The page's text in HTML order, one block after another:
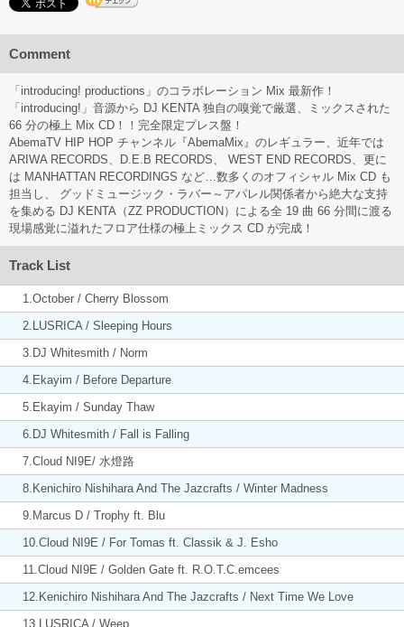
Comment
「introducing! productions」のコラボレーション Mix 最新作！
「introducing!」音源から DJ KENTA 独自の嗅覚で厳選、ミックスされた
66 分の極上 Mix CD！！完全限定プレス盤！
AbemaTV HIP HOP チャンネル『AbemaMix』のレギュラー、近年では
ARIWA RECORDS、D.E.B RECORDS、 WEST END RECORDS、更に
は MANHATTAN RECORDINGS など…数多くのオフィシャル Mix CD も
担当し、 グッドミュージック・ラバー～アパレル関係者から絶大な支持
を集める DJ KENTA（ZZ PRODUCTION）による全 19 曲 66 分間に渡る
現場感覚に溢れたフロア仕様の極上ミックス CD が完成！
Track List
1.October / Cherry Blossom
2.LUSRICA / Sleeping Hours
3.DJ Whitesmith / Norm
4.Ekayim / Before Departure
5.Ekayim / Sunday Thaw
6.DJ Whitesmith / Fall is Falling
7.Cloud NI9E/ 水燈路
8.Kenichiro Nishihara And The Jazcrafts / Winter Madness
9.Marcus D / Trophy ft. Blu
10.Cloud NI9E / For Tomas ft. Classik & J. Esho
11.Cloud NI9E / Golden Gate ft. R.O.T.C.emcees
12.Kenichiro Nishihara And The Jazcrafts / Next Time We Love
13.LUSRICA / Weep